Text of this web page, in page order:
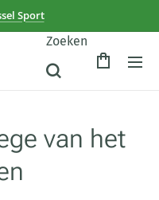
Sport
Zoeken
van het